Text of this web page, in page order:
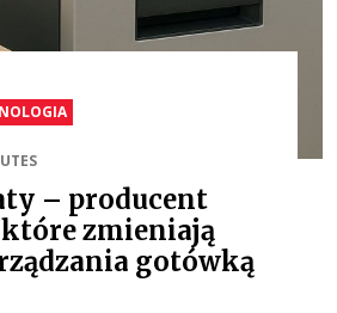
– producent
które zmieniają
gotówką